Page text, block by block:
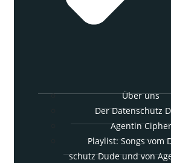
Über uns
Der Daten­schutz
Agen­tin Cipher
Play­list: Songs vom
schutz Dude und von